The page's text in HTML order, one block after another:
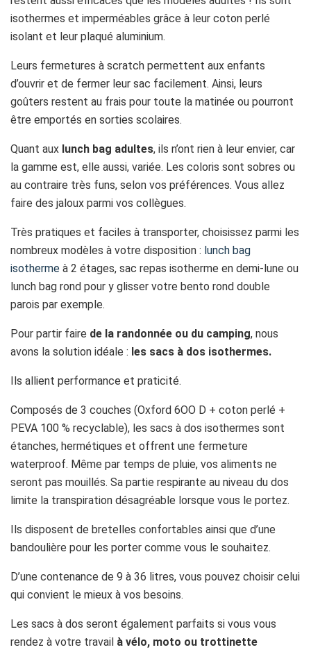
isothermes et imperméables grâce à leur coton perlé
isolant et leur plaqué aluminium.
Leurs fermetures à scratch permettent aux enfants
d’ouvrir et de fermer leur sac facilement. Ainsi, leurs
goûters restent au frais pour toute la matinée ou pourront
être emportés en sorties scolaires.
Quant aux lunch bag adultes, ils n’ont rien à leur envier, car
la gamme est, elle aussi, variée. Les coloris sont sobres ou
au contraire très funs, selon vos préférences. Vous allez
faire des jaloux parmi vos collègues.
Très pratiques et faciles à transporter, choisissez parmi les
nombreux modèles à votre disposition : lunch bag
isotherme à 2 étages, sac repas isotherme en demi-lune ou
lunch bag rond pour y glisser votre bento rond double
parois par exemple.
Pour partir faire de la randonnée ou du camping, nous
avons la solution idéale : les sacs à dos isothermes.
Ils allient performance et praticité.
Composés de 3 couches (Oxford 6OO D + coton perlé +
PEVA 100 % recyclable), les sacs à dos isothermes sont
étanches, hermétiques et offrent une fermeture
waterproof. Même par temps de pluie, vos aliments ne
seront pas mouillés. Sa partie respirante au niveau du dos
limite la transpiration désagréable lorsque vous le portez.
Ils disposent de bretelles confortables ainsi que d’une
bandoulière pour les porter comme vous le souhaitez.
D’une contenance de 9 à 36 litres, vous pouvez choisir celui
qui convient le mieux à vos besoins.
Les sacs à dos seront également parfaits si vous vous
rendez à votre travail à vélo, moto ou trottinette